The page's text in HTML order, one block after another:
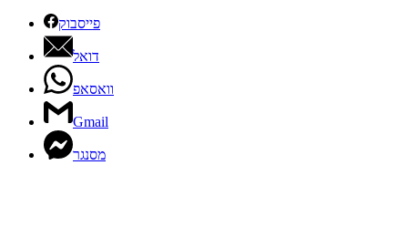
פייסבוק
דואל
וואסאפ
Gmail
מסנגר